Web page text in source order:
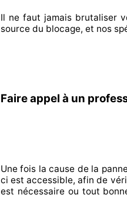
Il ne faut jamais brutaliser
source du blocage, et nos
Faire appel à un
Une fois la cause de la
ci est accessible, afin de
est nécessaireou tout